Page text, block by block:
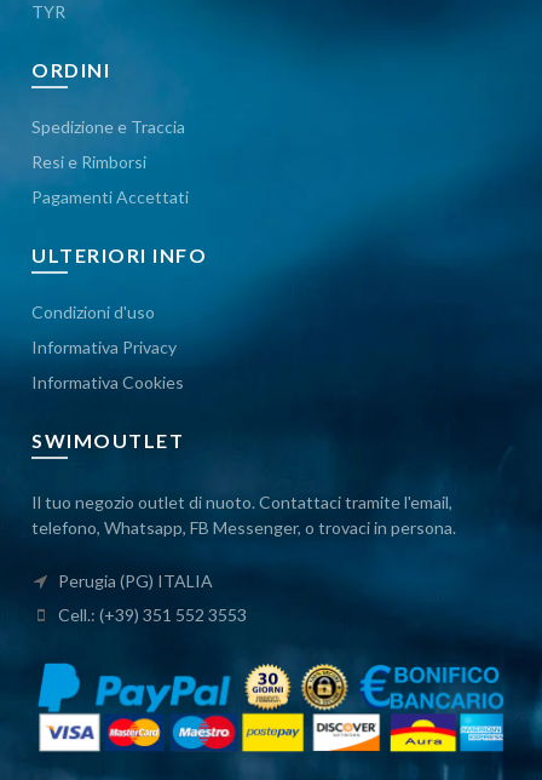
TYR
ORDINI
Spedizione e Traccia
Resi e Rimborsi
Pagamenti Accettati
ULTERIORI INFO
Condizioni d'uso
Informativa Privacy
Informativa Cookies
SWIMOUTLET
Il tuo negozio outlet di nuoto. Contattaci tramite l'email,
telefono, Whatsapp, FB Messenger, o trovaci in persona.
Perugia (PG) ITALIA
Cell.: (+39) 351 552 3553